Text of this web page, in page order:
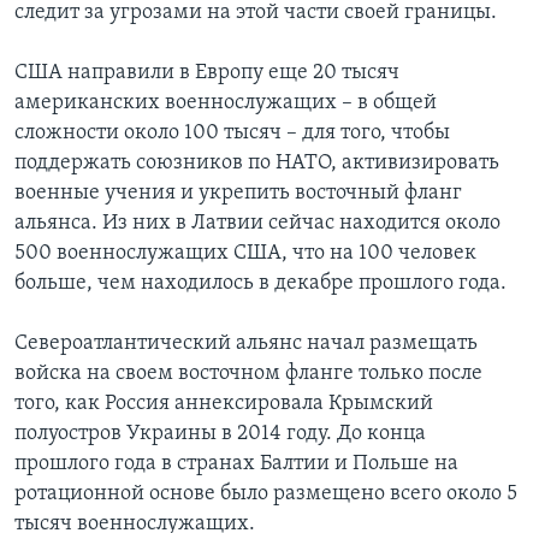
следит за угрозами на этой части своей границы.
США направили в Европу еще 20 тысяч
американских военнослужащих – в общей
сложности около 100 тысяч – для того, чтобы
поддержать союзников по НАТО, активизировать
военные учения и укрепить восточный фланг
альянса. Из них в Латвии сейчас находится около
500 военнослужащих США, что на 100 человек
больше, чем находилось в декабре прошлого года.
Североатлантический альянс начал размещать
войска на своем восточном фланге только после
того, как Россия аннексировала Крымский
полуостров Украины в 2014 году. До конца
прошлого года в странах Балтии и Польше на
ротационной основе было размещено всего около 5
тысяч военнослужащих.